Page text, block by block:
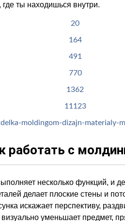
ты находишься внутри.
работать с
несколько функций, и
делает плоские стены и
искажает перспективу,
уменьшает предмет,